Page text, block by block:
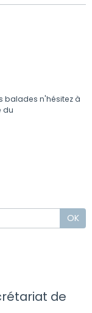
balades n'hésitez à
du
OK
de